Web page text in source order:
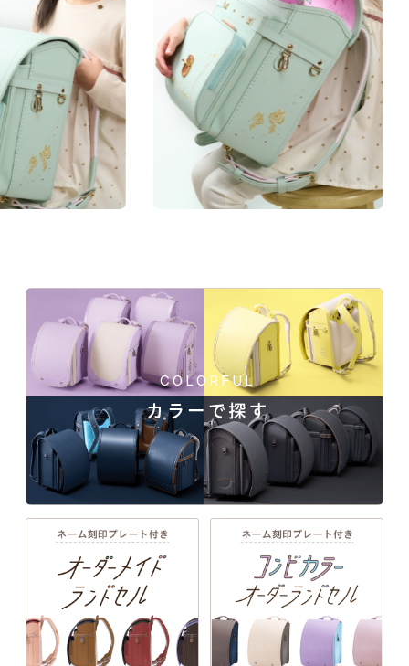
定番カラーもアクセントの縁取りと立体感のあるシボ加工
で艶やかに。半かぶせキューブの新ラインナップ。
EXTERIOR DESIGN
施した人工皮革。傷に強くなることに加え、よ
りデザイン性の高い風合いになります。
傷つきにくさ ★★★★★
軽さ ★★★★★
強度 ★★★★☆
はっ水性 ★★★★★
人工皮革157シボの商品一覧
manyukaban - 01
色あせない個性に応える、
カラーとデザイン
一人ひとりの「大好き」や「ワクワク」を叶え
る、21シリーズのデザインと100超のカラーライ
ンナップ。ランドセル探しは、お子さまの“感
性”と“自分らしさ”が花開く絶好のチャンス。
詳しく見る
COLORFUL
カラーで探す